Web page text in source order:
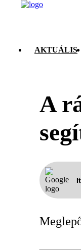
AKTUÁLIS
A